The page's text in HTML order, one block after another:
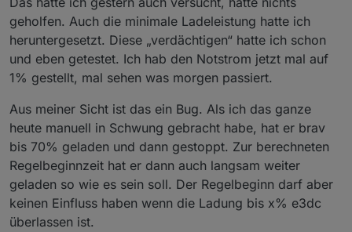
Setz mal deinen Regelbeginn nach vorne.
geholfen. Auch die minimale Ladeleistung hatte ich
heruntergesetzt. Diese „verdächtigen“ hatte ich schon
und eben getestet. Ich hab den Notstrom jetzt mal auf
1% gestellt, mal sehen was morgen passiert.
Aus meiner Sicht ist das ein Bug. Als ich das ganze
heute manuell in Schwung gebracht habe, hat er brav
bis 70% geladen und dann gestoppt. Zur berechneten
Regelbeginnzeit hat er dann auch langsam weiter
geladen so wie es sein soll. Der Regelbeginn darf aber
keinen Einfluss haben wenn die Ladung bis x% e3dc
überlassen ist.